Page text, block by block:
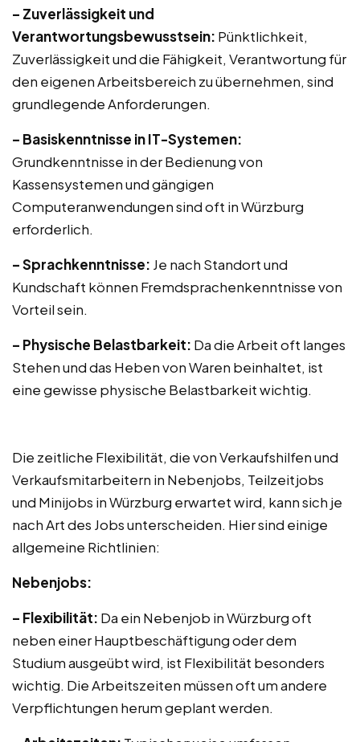
– Zuverlässigkeit und
Verantwortungsbewusstsein: Pünktlichkeit,
Zuverlässigkeit und die Fähigkeit, Verantwortung für
den eigenen Arbeitsbereich zu übernehmen, sind
grundlegende Anforderungen.
– Basiskenntnisse in IT-Systemen:
Grundkenntnisse in der Bedienung von
Kassensystemen und gängigen
Computeranwendungen sind oft in Würzburg
erforderlich.
– Sprachkenntnisse: Je nach Standort und
Kundschaft können Fremdsprachenkenntnisse von
Vorteil sein.
– Physische Belastbarkeit: Da die Arbeit oft langes
Stehen und das Heben von Waren beinhaltet, ist
eine gewisse physische Belastbarkeit wichtig.
Die zeitliche Flexibilität, die von Verkaufshilfen und
Verkaufsmitarbeitern in Nebenjobs, Teilzeitjobs
und Minijobs in Würzburg erwartet wird, kann sich je
nach Art des Jobs unterscheiden. Hier sind einige
allgemeine Richtlinien:
Nebenjobs:
– Flexibilität: Da ein Nebenjob in Würzburg oft
neben einer Hauptbeschäftigung oder dem
Studium ausgeübt wird, ist Flexibilität besonders
wichtig. Die Arbeitszeiten müssen oft um andere
Verpflichtungen herum geplant werden.